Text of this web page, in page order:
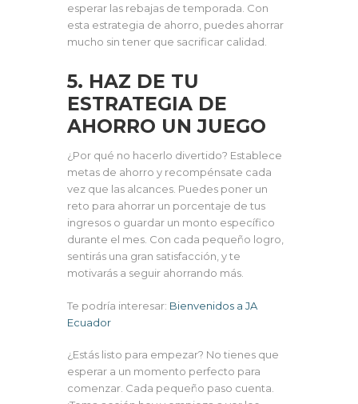
esperar las rebajas de temporada. Con
esta estrategia de ahorro, puedes ahorrar
mucho sin tener que sacrificar calidad.
5. HAZ DE TU
ESTRATEGIA DE
AHORRO UN JUEGO
¿Por qué no hacerlo divertido? Establece
metas de ahorro y recompénsate cada
vez que las alcances. Puedes poner un
reto para ahorrar un porcentaje de tus
ingresos o guardar un monto específico
durante el mes. Con cada pequeño logro,
sentirás una gran satisfacción, y te
motivarás a seguir ahorrando más.
Te podría interesar: Bienvenidos a JA
Ecuador
¿Estás listo para empezar? No tienes que
esperar a un momento perfecto para
comenzar. Cada pequeño paso cuenta.